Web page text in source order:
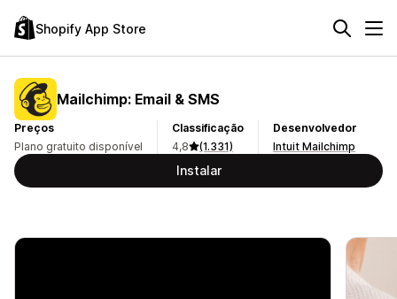
Shopify App Store
Mailchimp: Email & SMS
Preços
Plano gratuito disponível
Classificação
4,8
(1.331)
Desenvolvedor
Intuit Mailchimp
Instalar